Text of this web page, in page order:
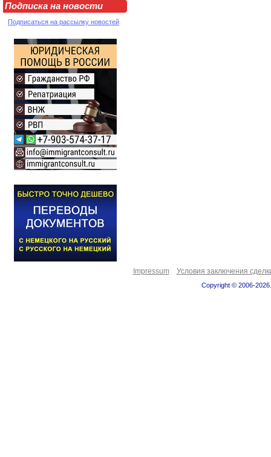
Подписка на новости
Подписаться на рассылку новостей
Impressum Условия заключения
Copyright © 2006-